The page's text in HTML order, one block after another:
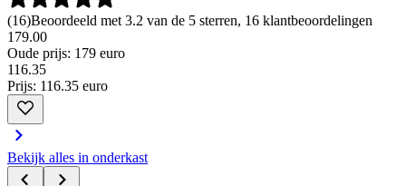
(16)Beoordeeld met 3.2 van de 5 sterren, 16 klantbeoordelingen
179.00
Oude prijs: 179 euro
116.35
Prijs: 116.35 euro
Bekijk alles in onderkast